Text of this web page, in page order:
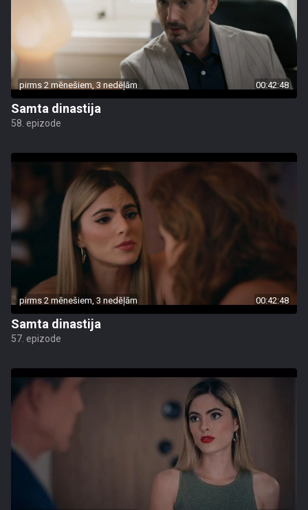
pirms 2 mēnešiem, 3 nedēļām 00:42:48
Samta dinastija
58. epizode
pirms 2 mēnešiem, 3 nedēļām 00:42:48
Samta dinastija
57. epizode